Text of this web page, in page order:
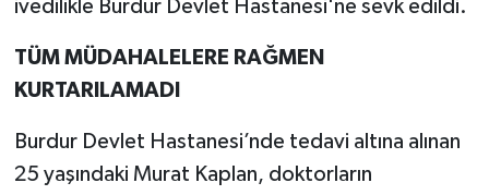
ivedilikle Burdur Devlet Hastanesi'ne sevk edildi.
TÜM MÜDAHALELERE RAĞMEN
KURTARILAMADI
Burdur Devlet Hastanesi’nde tedavi altına alınan
25 yaşındaki Murat Kaplan, doktorların